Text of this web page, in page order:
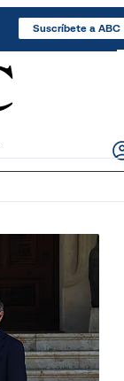
Suscríbete a ABC